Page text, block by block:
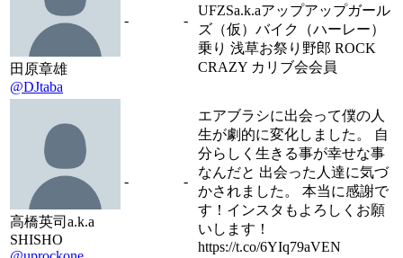
田原章雄
@DJtaba
- -
UFZSa.k.aアップアップガール
ズ（仮）バイク（ハーレー）
乗り 浅草お祭り野郎 ROCK
CRAZY カリブ会会員
高橋英司a.k.a
SHISHO
- -
エアブラシに出会って僕の人
生が劇的に変化しました。 自
分らしく生きる事が幸せな事
なんだと 出会った人達に気づ
かされました。 本当に感謝で
す！インスタもよろしくお願
いします！
https://t.co/6YIq79aVEN